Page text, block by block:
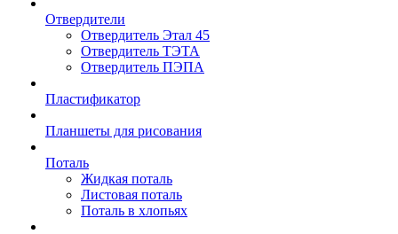
Отвердители
Отвердитель Этал 45
Отвердитель ТЭТА
Отвердитель ПЭПА
Пластификатор
Планшеты для рисования
Поталь
Жидкая поталь
Листовая поталь
Поталь в хлопьях